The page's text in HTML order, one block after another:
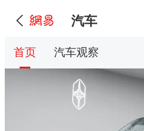
汽车
首页 汽车观察